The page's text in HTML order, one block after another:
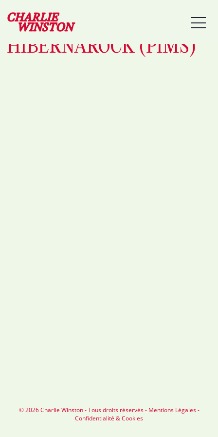
25/02/2026 – MAURIAC
– FESTIVAL
HIBERNAROCK (PIMS)
© 2026 Charlie Winston - Tous droits réservés - Mentions Légales-
Confidentialité & Cookies